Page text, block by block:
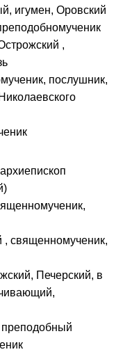
игумен, Оровский
,
послушник,
, священномученик,
Печерский, в
преподобный